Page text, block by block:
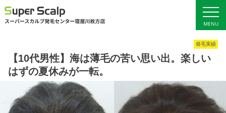
MENU
初回ご予約
女性の発毛 店舗概要・アクセス
発毛実績
【10代男性】海は薄毛の苦い思い出。楽しい
はずの夏休みが一転。